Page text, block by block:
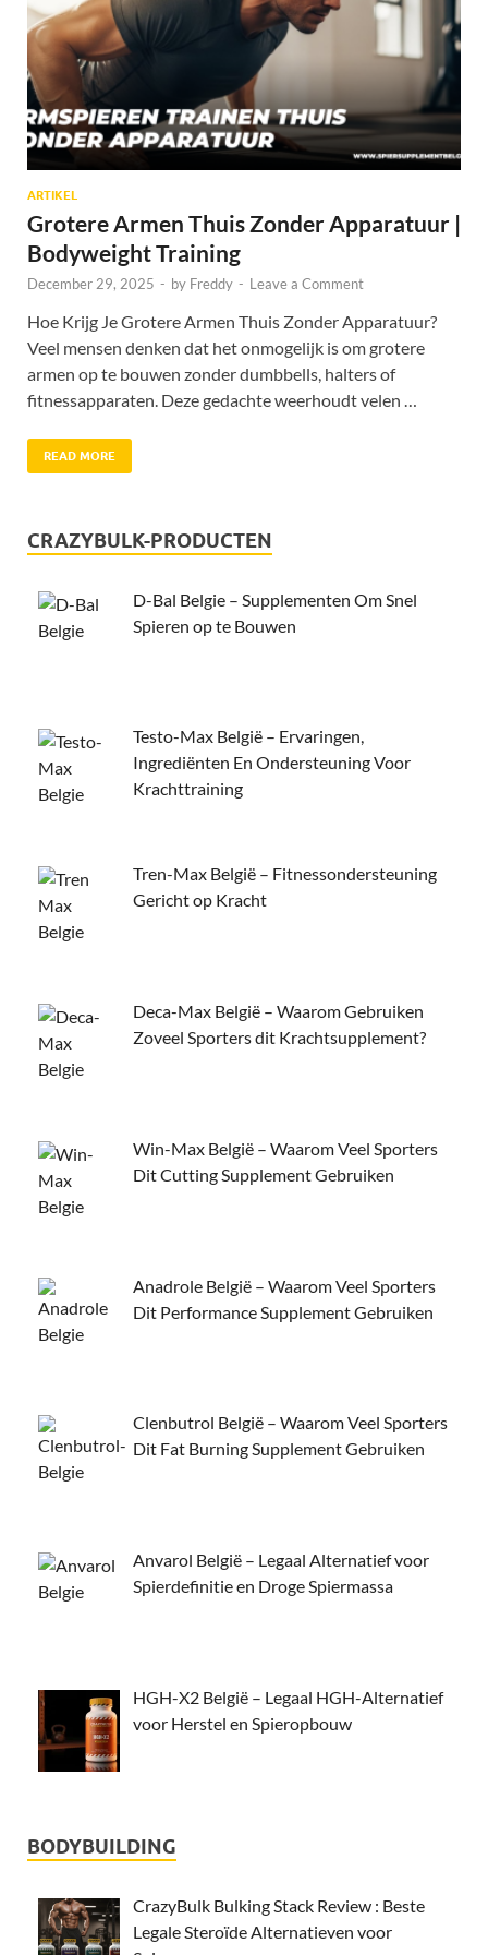
ARTIKEL
Grotere Armen Thuis Zonder Apparatuur |
Bodyweight Training
December 29, 2025 - by Freddy - Leave a Comment
Hoe Krijg Je Grotere Armen Thuis Zonder Apparatuur?
Veel mensen denken dat het onmogelijk is om grotere
armen op te bouwen zonder dumbbells, halters of
fitnessapparaten. Deze gedachte weerhoudt velen …
READ MORE
CRAZYBULK-PRODUCTEN
D-Bal Belgie – Supplementen Om Snel
Spieren op te Bouwen
Testo-Max België – Ervaringen,
Ingrediënten En Ondersteuning Voor
Krachttraining
Tren-Max België – Fitnessondersteuning
Gericht op Kracht
Deca-Max België – Waarom Gebruiken
Zoveel Sporters dit Krachtsupplement?
Win-Max België – Waarom Veel Sporters
Dit Cutting Supplement Gebruiken
Anadrole België – Waarom Veel Sporters
Dit Performance Supplement Gebruiken
Clenbutrol België – Waarom Veel Sporters
Dit Fat Burning Supplement Gebruiken
Anvarol België – Legaal Alternatief voor
Spierdefinitie en Droge Spiermassa
HGH-X2 België – Legaal HGH-Alternatief
voor Herstel en Spieropbouw
BODYBUILDING
CrazyBulk Bulking Stack Review : Beste
Legale Steroïde Alternatieven voor